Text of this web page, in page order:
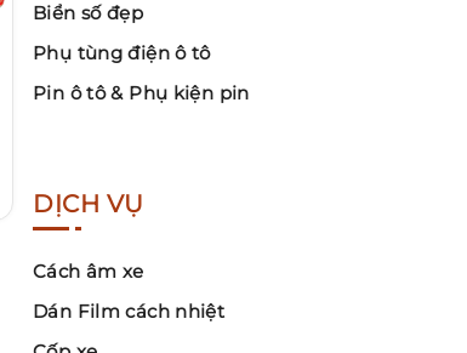
Biển số đẹp
Phụ tùng điện ô tô
Pin ô tô & Phụ kiện pin
DỊCH VỤ
Cách âm xe
Dán Film cách nhiệt